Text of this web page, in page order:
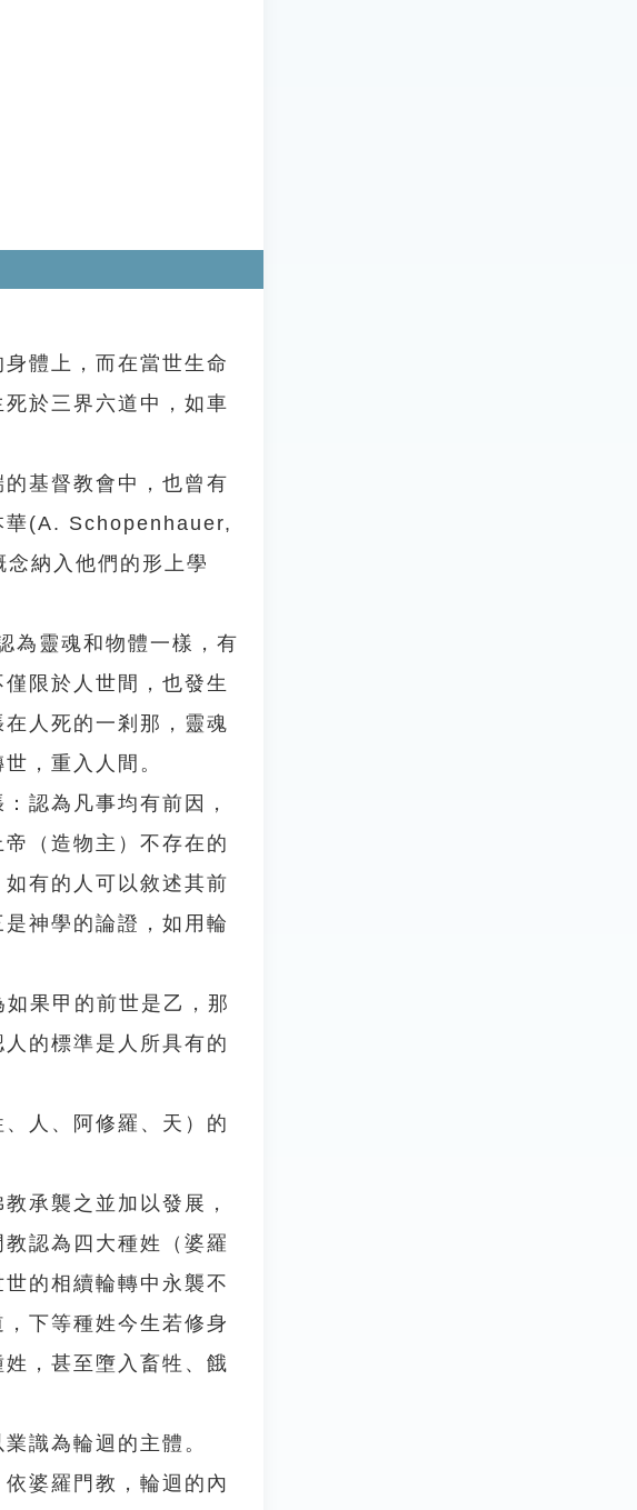
體上，而在當世生命
於三界六道中，如車
基督教會中，也曾有
華(A. Schopenhauer,
納入他們的形上學
靈魂和物體一樣，有
限於人世間，也發生
人死的一剎那，靈魂
，重入人間。
認為凡事均有前因，
（造物主）不存在的
有的人可以敘述其前
神學的論證，如用輪
果甲的前世是乙，那
的標準是人所具有的
人、阿修羅、天）的
承襲之並加以發展，
認為四大種姓（婆羅
的相續輪轉中永襲不
下等種姓今生若修身
，甚至墮入畜牲、餓
識為輪迴的主體。
婆羅門教，輪迴的內